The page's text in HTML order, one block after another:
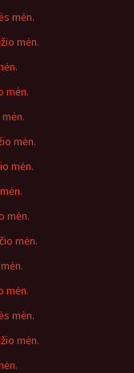
mėn.
mėn.
mėn.
mėn.
mėn.
mėn.
mėn.
mėn.
mėn.
mėn.